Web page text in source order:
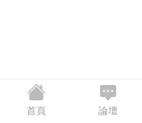
首頁 論壇